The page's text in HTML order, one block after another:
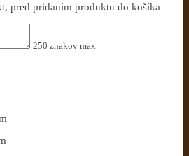
pred pridaním produktu do košíka
250 znakov max